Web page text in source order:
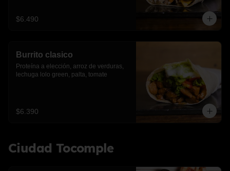
$6.490
Burrito clasico
Proteína a elección, arroz de verduras,
lechuga lolo green, palta, tomate
$6.390
Ciudad Tocomple